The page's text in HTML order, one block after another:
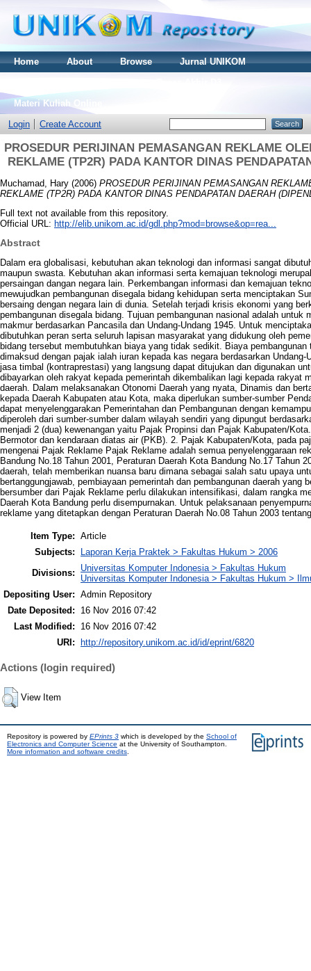
Home About Browse
Jurnal UNIKOM
Materi Kuliah Online
Login
Create Account
PROSEDUR PERIJINAN PEMASANGAN REKLAME
REKLAME (TP2R) PADA KANTOR DINAS
Muchamad, Hary (2006) PROSEDUR PERIJINAN PEMASANGAN
REKLAME (TP2R) PADA KANTOR DINAS PENDAPATAN DAERAH
Full text not available from this repository.
Official URL: http://elib.unikom.ac.id/gdl.php?mod=browse&op=rea...
Abstract
Dalam era globalisasi, kebutuhan akan teknologi dan informasi sangat
maupun swasta. Kebutuhan akan informasi serta kemajuan teknologi
persaingan dangan negara lain. Perkembangan informasi dan kemajuan
mewujudkan pembangunan disegala bidang kehidupan serta menciptakan
bersaing dengan negara lain di dunia. Setelah terjadi krisis ekonomi yang
pembangunan disegala bidang. Tujuan pembangunan nasional adalah
makmur berdasarkan Pancasila dan Undang-Undang 1945. Untuk
dibutuhkan peran serta seluruh lapisan masyarakat yang didukung oleh
bidang tersebut membutuhkan biaya yang tidak sedikit. Biaya
dimaksud dengan pajak ialah iuran kepada kas negara berdasarkan
jasa timbal (kontraprestasi) yang langsung dapat ditujukan dan digunakan
dibayarkan oleh rakyat kepada pemerintah dikembalikan lagi kepada rakyat
daerah. Dalam melaksanakan Otonomi Daerah yang nyata, Dinamis dan
kepada Daerah Kabupaten atau Kota, maka diperlukan sumber-sumber
dapat menyelenggarakan Pemerintahan dan Pembangunan dengan
diperoleh dari sumber-sumber dalam wilayah sendiri yang dipungut
menjadi 2 (dua) kewenangan yaitu Pajak Propinsi dan Pajak Kabupaten/
Bermotor dan kendaraan diatas air (PKB). 2. Pajak Kabupaten/Kota, pada
mengenai Pajak Reklame Pajak Reklame adalah semua penyelenggaraan
Bandung No.18 Tahun 2001, Peraturan Daerah Kota Bandung No.17 Tahun
daerah, telah memberikan nuansa baru dimana sebagai salah satu upaya
bertanggungjawab, pembiayaan pemerintah dan pembangunan daerah yang
bersumber dari Pajak Reklame perlu dilakukan intensifikasi, dalam rangka
Daerah Kota Bandung perlu disempurnakan. Untuk pelaksanaan
reklame yang ditetapkan dengan Peraturan Daerah No.08 Tahun 2003
Item Type: Article
Subjects:
Laporan Kerja Praktek > Fakultas Hukum > 2006
Divisions:
Universitas Komputer Indonesia > Fakultas Hukum
Universitas Komputer Indonesia > Fakultas Hukum >
Depositing User: Admin Repository
Date Deposited:
16 Nov 2016 07:42
Last Modified:
16 Nov 2016 07:42
URI:
http://repository.unikom.ac.id/id/eprint/6820
Actions (login required)
View Item
Repository is powered by EPrints 3 which is developed by the School of
Electronics and Computer Science at the University of Southampton.
More information and software credits